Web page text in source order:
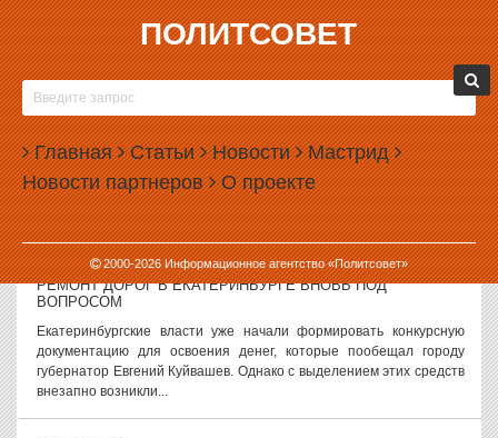
ПОЛИТСОВЕТ
Главная Статьи Новости Мастрид
Новости партнеров О проекте
2000-2026Информационное агентство «Политсовет»
06.05.2014, 17:56
В ЕКАТЕРИНБУРГЕ ЧЕРЕЗ НЕДЕЛЮ НАЧНУТ ОТКЛЮЧАТЬ
ОТОПЛЕНИЕ
Отключение отопления в домах екатеринбуржцев начнется через
неделю — 12 мая. Это могло произойти и раньше, но всему
помешал снег в конце апреля. Как сообщает информационный
портал городской...
06.05.2014, 17:12
РЕМОНТ ДОРОГ В ЕКАТЕРИНБУРГЕ ВНОВЬ ПОД
ВОПРОСОМ
Екатеринбургские власти уже начали формировать конкурсную
документацию для освоения денег, которые пообещал городу
губернатор Евгений Куйвашев. Однако с выделением этих средств
внезапно возникли...